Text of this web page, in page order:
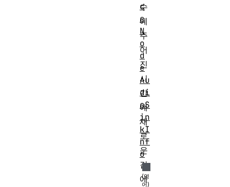
수
에
주
어
진
시
간
에
새
로
운
값
에
c
e
N
o
d
e
Au
di
oS
in
kI
nf
o